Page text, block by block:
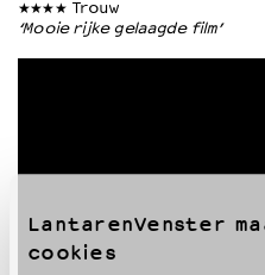
LantarenVenster
cookies
Integriteits- en gedragscode
Duurzaamheid
★★★★ Trouw
‘Mooie rijke gelaagde film’